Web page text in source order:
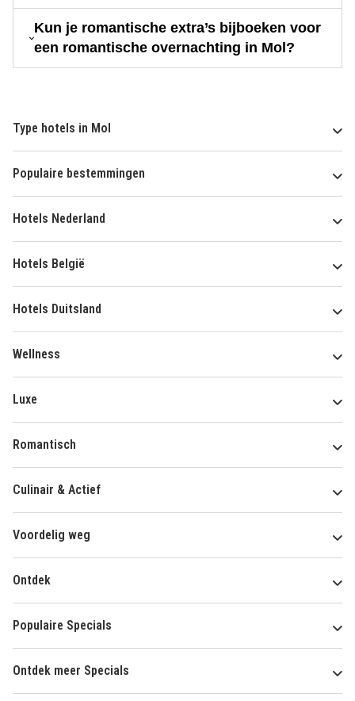
Kun je romantische extra’s bijboeken voor
een romantische overnachting in Mol?
Type hotels in Mol
Populaire bestemmingen
Hotels Nederland
Hotels België
Hotels Duitsland
Wellness
Luxe
Romantisch
Culinair & Actief
Voordelig weg
Ontdek
Populaire Specials
Ontdek meer Specials